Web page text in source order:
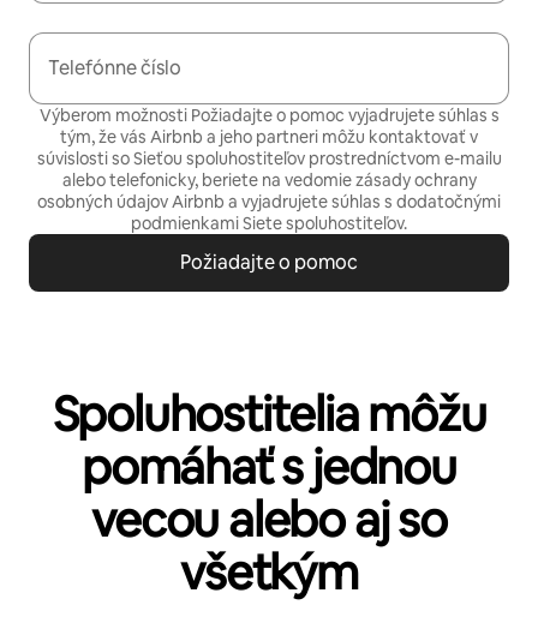
Telefónne číslo
Výberom možnosti Požiadajte o pomoc vyjadrujete súhlas s
tým, že vás Airbnb a jeho partneri môžu kontaktovať v
súvislosti so Sieťou spoluhostiteľov prostredníctvom e-mailu
alebo telefonicky, beriete na vedomiezásady ochrany
osobných údajovAirbnb a vyjadrujete súhlas s dodatočnými
podmienkami Siete spoluhostiteľov.
Požiadajte o pomoc
Spoluhostitelia môžu
pomáhať s jednou
vecou alebo aj so
všetkým